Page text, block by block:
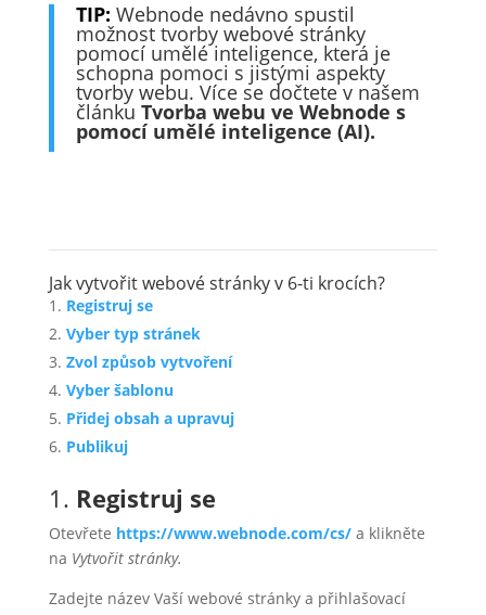
TIP: Webnode nedávno spustil
možnost tvorby webové stránky
pomocí umělé inteligence, která je
schopna pomoci s jistými aspekty
tvorby webu. Více se dočtete v našem
článku Tvorba webu ve Webnode s
pomocí umělé inteligence (AI).
Jak vytvořit webové stránky v 6-ti krocích?
Registruj se
Vyber typ stránek
Zvol způsob vytvoření
Vyber šablonu
Přidej obsah a upravuj
Publikuj
1. Registruj se
Otevřete https://www.webnode.com/cs/ a klikněte
na Vytvořit stránky.
Zadejte název Vaší webové stránky a přihlašovací